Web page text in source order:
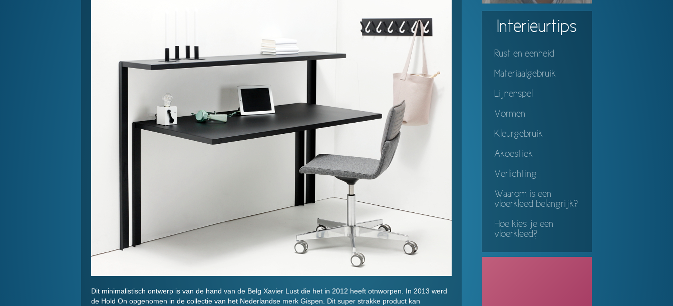
Dit minimalistisch ontwerp is van de hand van de Belg Xavier Lust die het in 2012 heeft otnworpen. In 2013 werd
de Hold On opgenomen in de collectie van het Nederlandse merk Gispen. Dit super strakke product kan
Interieurtips
Rust en eenheid
Materiaalgebruik
Lijnenspel
Vormen
Kleurgebruik
Akoestiek
Verlichting
Waarom is een
vloerkleed belangrijk?
Hoe kies je een
vloerkleed?